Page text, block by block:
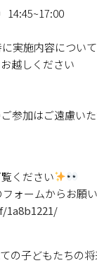
14:45~17:00
実施内容につい
越しください
参加はご遠慮いた
ください
ォームからお願
の子どもたちの